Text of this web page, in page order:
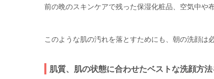
前の晩のスキンケアで残った保湿化粧品、空気中や
このような肌の汚れを落とすためにも、朝の洗顔は
肌質、肌の状態に合わせたベストな洗顔方法